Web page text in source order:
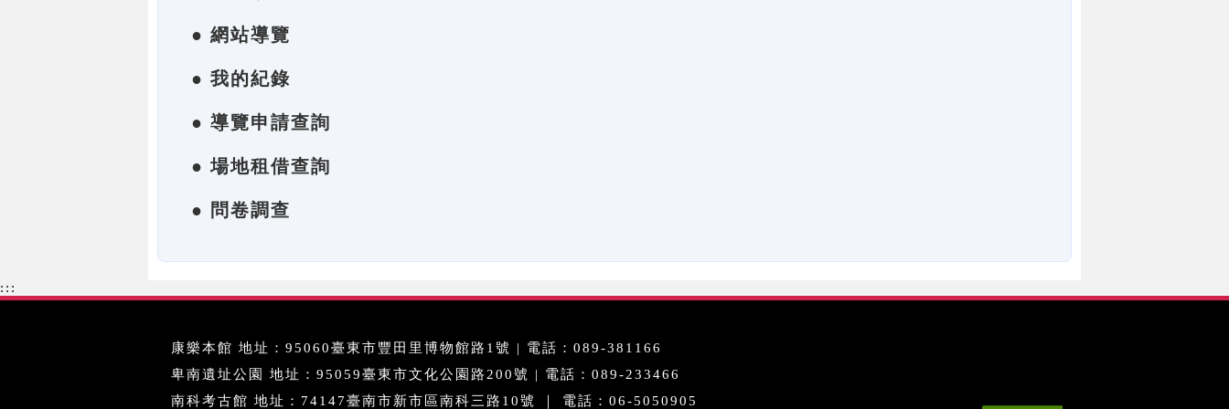
● 網站導覽
● 我的紀錄
● 導覽申請查詢
● 場地租借查詢
● 問卷調查
:::
康樂本館 地址：95060臺東市豐田里博物館路1號 | 電話：089-381166
卑南遺址公園 地址：95059臺東市文化公園路200號 | 電話：089-233466
南科考古館 地址：74147臺南市新市區南科三路10號 ｜ 電話：06-5050905